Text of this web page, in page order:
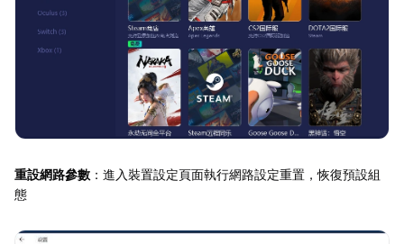
重設網路參數 ：進入裝置設定頁面執行網路設定重置，恢復預設組
態